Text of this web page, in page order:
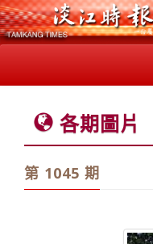
各期圖片
第 1045 期